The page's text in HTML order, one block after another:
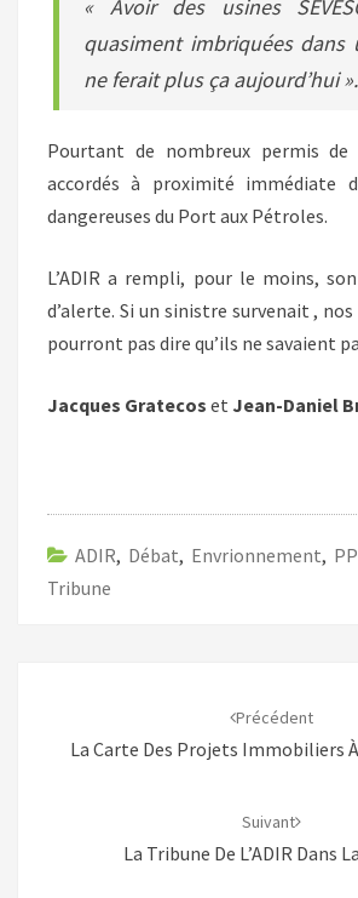
« Avoir des usines
quasiment imbriquées dans
ne ferait plus ça aujourd’hui ».
Pourtant de nombreux permis
accordés à proximité immédiate
dangereuses du Port aux Pétroles.
L’ADIR a rempli, pour le moins,
d’alerte. Si un sinistre survenait ,
pourront pas dire qu’ils ne savaient
Jacques Gratecos et Jean-Daniel
ADIR, Débat, Envrionnement,
Tribune
Précédent
La Carte Des Projets Immobiliers
Suivant
La Tribune De L’ADIR Dans